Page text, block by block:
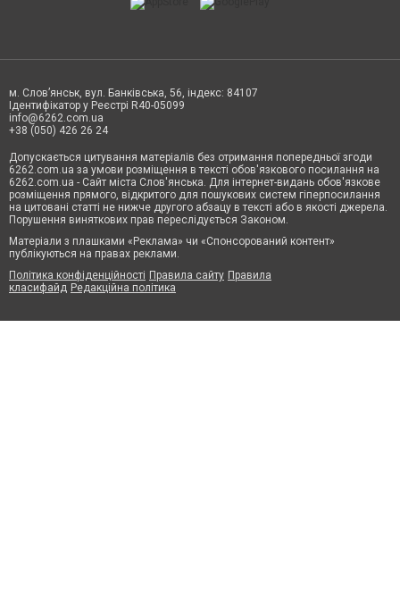
м. Слов’янськ, вул. Банківська, 56, індекс: 84107
Ідентифікатор у Реєстрі R40-05099
info@6262.com.ua
+38 (050) 426 26 24
Допускається цитування матеріалів без отримання попередньої згоди
6262.com.ua за умови розміщення в тексті обов'язкового посилання на
6262.com.ua - Сайт міста Слов'янська. Для інтернет-видань обов'язкове
розміщення прямого, відкритого для пошукових систем гіперпосилання
на цитовані статті не нижче другого абзацу в тексті або в якості джерела.
Порушення виняткових прав переслідується Законом.
Матеріали з плашками «Реклама» чи «Спонсорований контент»
публікуються на правах реклами.
Політика конфіденційності Правила сайту Правила
класифайд Редакційна політика